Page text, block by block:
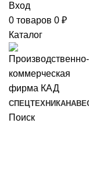
Вход
0 товаров 0 ₽
Каталог
СПЕЦТЕХНИКА
Поиск